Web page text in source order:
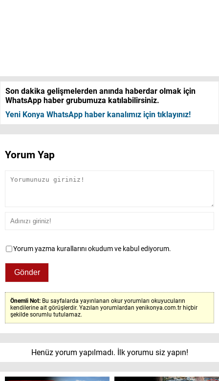
Son dakika gelişmelerden anında haberdar olmak için
WhatsApp haber grubumuza katılabilirsiniz.
Yeni Konya WhatsApp haber kanalımız için tıklayınız!
Yorum Yap
Yorum yazma kurallarını okudum ve kabul ediyorum.
Önemli Not: Bu sayfalarda yayınlanan okur yorumları okuyucuların
kendilerine ait görüşlerdir. Yazılan yorumlardan yenikonya.com.tr hiçbir
şekilde sorumlu tutulamaz.
Henüz yorum yapılmadı. İlk yorumu siz yapın!